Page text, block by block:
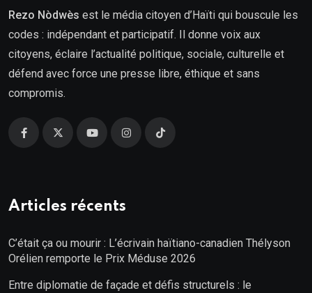
Rezo Nòdwès est le média citoyen d’Haïti qui bouscule les
codes : indépendant et participatif. Il donne voix aux
citoyens, éclaire l’actualité politique, sociale, culturelle et
défend avec force une presse libre, éthique et sans
compromis.
Articles récents
C’était ça ou mourir : L’écrivain haïtiano-canadien Thélyson
Orélien remporte le Prix Méduse 2026
Entre diplomatie de façade et défis structurels : le